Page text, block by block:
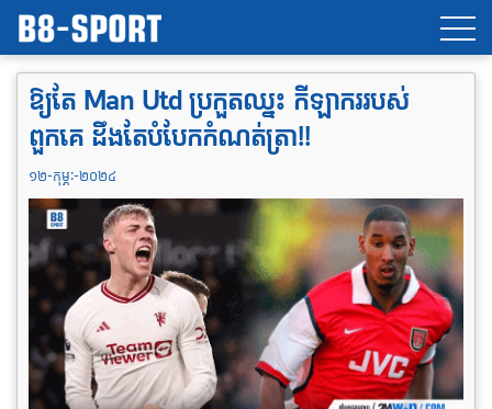
ឱ្យតែ Man Utd ប្រកួតឈ្នះ កីឡាកររបស់
ពួកគេ ដឹងតែបំបែកកំណត់​ត្រា!!
១២-កុម្ភៈ-២០២៤